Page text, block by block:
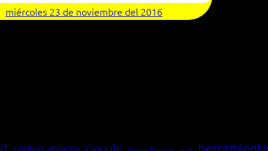
miércoles 23 de noviembre del 2016
Google herramienta